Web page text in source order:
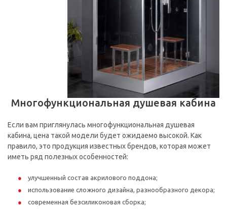
Многофункциональная душевая кабина
Если вам приглянулась многофункциональная душевая
кабина, цена такой модели будет ожидаемо высокой. Как
правило, это продукция известных брендов, которая может
иметь ряд полезных особенностей:
улучшенный состав акрилового поддона;
использование сложного дизайна, разнообразного декора;
современная безсиликоновая сборка;